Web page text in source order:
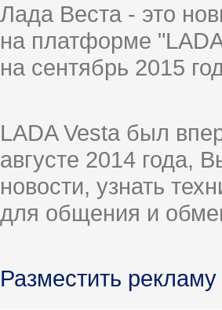
Лада Веста - это
на платформе
на сентябрь 2015
LADA Vesta был
августе 2014 года,
новости, узнать
для общения и
Разместить